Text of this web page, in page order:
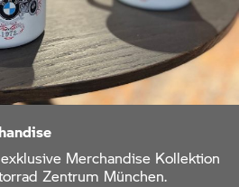
Merchandise Kollektion
Zentrum München.